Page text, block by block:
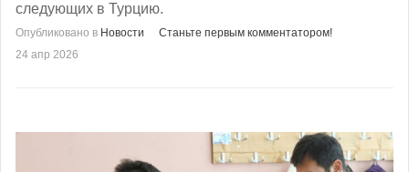
следующих в Турцию.
Опубликовано в Новости
Станьте первым комментатором!
24 апр 2026